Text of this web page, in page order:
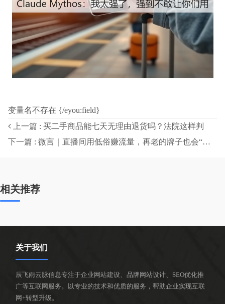
变量名不存在 {/eyou:field}
上一篇 : 买二手商品能七天无理由退货吗？法院这样判
下一篇 : 微言｜直播间用低俗赚流量，再老的牌子也会“崩”
相关推荐
关于我们
辰飞雨云脉信息专注于企业网站建设、品牌网站设计、SEO优化推
广等互联网服务。以专业的技术和优质的服务，帮助企业实现互联
网+转型升级。